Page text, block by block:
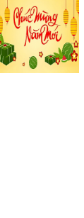
BẠN ĐẾN